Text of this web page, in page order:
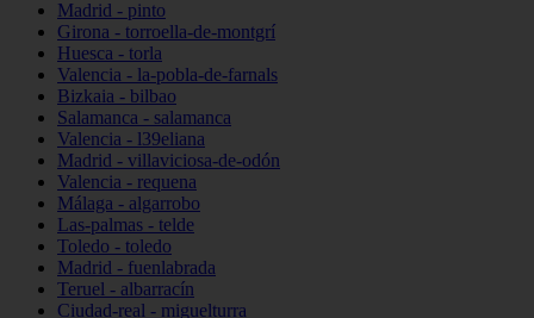
Madrid - pinto
Girona - torroella-de-montgrí
Huesca - torla
Valencia - la-pobla-de-farnals
Bizkaia - bilbao
Salamanca - salamanca
Valencia - l39eliana
Madrid - villaviciosa-de-odón
Valencia - requena
Málaga - algarrobo
Las-palmas - telde
Toledo - toledo
Madrid - fuenlabrada
Teruel - albarracín
Ciudad-real - miguelturra